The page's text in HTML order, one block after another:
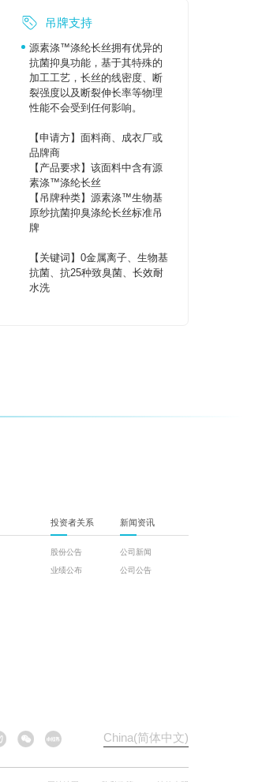
吊牌支持
源素涤™涤纶长丝拥有优异的
抗菌抑臭功能，基于其特殊的
加工工艺，长丝的线密度、断
裂强度以及断裂伸长率等物理
性能不会受到任何影响。
【申请方】面料商、成衣厂或
品牌商
【产品要求】该面料中含有源
素涤™涤纶长丝
【吊牌种类】源素涤™生物基
原纱抗菌抑臭涤纶长丝标准吊
牌
【关键词】0金属离子、生物基
抗菌、抗25种致臭菌、长效耐
水洗
投资者关系
股份公告
业绩公布
新闻资讯
公司新闻
公司公告
China(简体中文)